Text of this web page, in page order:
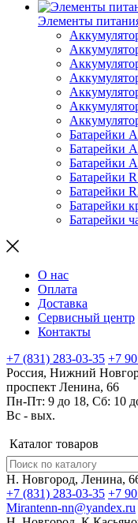
Элементы
Батарейки
Батарейки
Батарейки
Батарейки
Батарейки
Батарейки
Батарейки
О нас
Оплата
Доставка
Сервисный центр
Контакты
+7 (831) 283-03-35 +7
Россия, Нижний
проспект Ленина, 66
Пн-Пт: 9 до 18, Сб: 10
Вс - вых.
Каталог товаров
Н. Новгород, Ленина,
+7 (831) 283-03-35 +7
Mirantenn-nn@yandex.ru